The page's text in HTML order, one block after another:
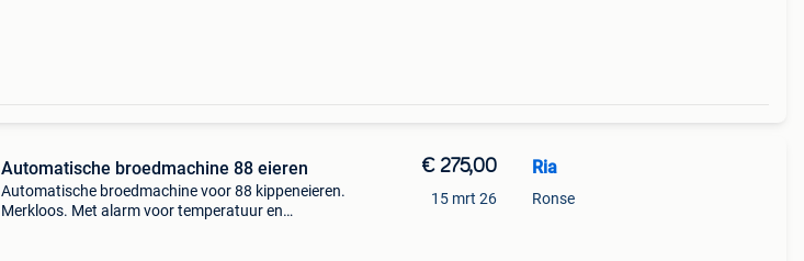
Automatische broedmachine 88 eieren
Automatische broedmachine voor 88 kippeneieren.
Merkloos. Met alarm voor temperatuur en
€ 275,00
15 mrt 26
Ria
Ronse